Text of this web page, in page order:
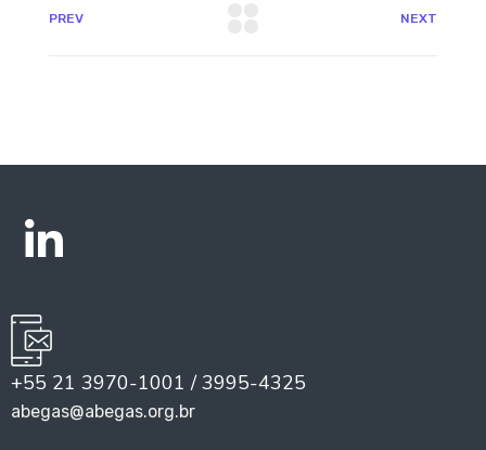
PREV NEXT
+55 21 3970-1001 / 3995-4325
abegas@abegas.org.br